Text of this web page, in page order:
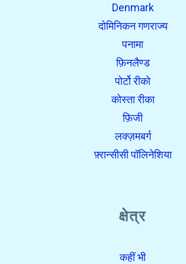
Denmark
दोमिनिकन गणराज्य
पनामा
फ़िनलैण्ड
पोर्टो रीको
कोस्ता रीका
फ़िजी
लक्ज़मबर्ग
फ़्रान्सीसी पॉलिनेशिया
क्षेत्र
कहीं भी